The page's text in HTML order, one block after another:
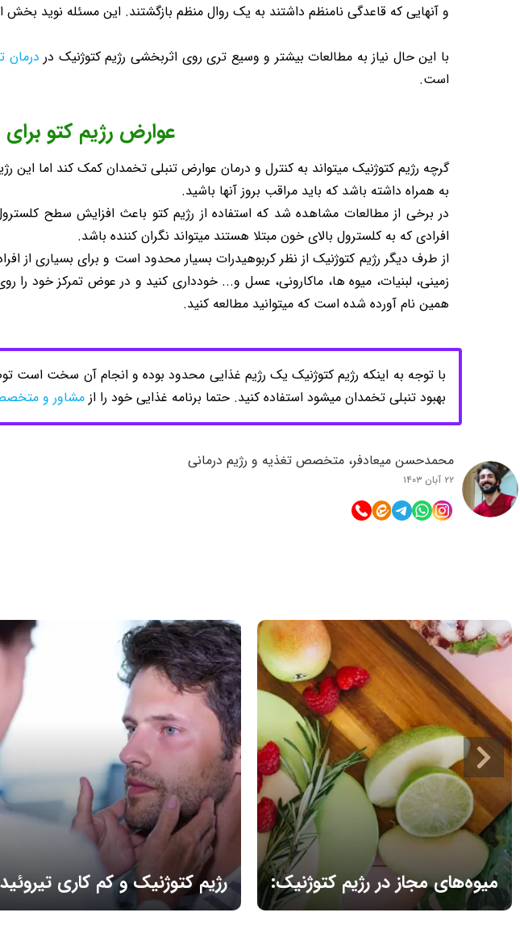
و آنهایی که قاعدگی نامنظم داشتند به یک روال منظم بازگشتند. این مسئله نوید بخش
با این حال نیاز به مطالعات بیشتر و وسیع تری روی اثربخشی رژیم کتوژنیک در درمان
است.
عوارض رژیم کتو برای
گرچه رژیم کتوژنیک میتواند به کنترل و درمان عوارض تنبلی تخمدان کمک کند اما
به همراه داشته باشد که باید مراقب بروز آنها باشید.
در برخی از مطالعات مشاهده شد که استفاده از رژیم کتو باعث افزایش سطح
افرادی که به کلسترول بالای خون مبتلا هستند میتواند نگران کننده باشد.
از طرف دیگر رژیم کتوژنیک از نظر کربوهیدرات بسیار محدود است و برای بسیاری از
زمینی، لبنیات، میوه ها، ماکارونی، عسل و... خودداری کنید و در عوض تمرکز خود
همین نام آورده شده است که میتوانید مطالعه کنید.
با توجه به اینکه رژیم کتوژنیک یک رژیم غذایی محدود بوده و انجام آن سخت است
بهبود تنبلی تخمدان میشود استفاده کنید. حتما برنامه غذایی خود را از مشاور و
محمدحسن میعادفر، متخصص تغذیه و رژیم درمانی
۲۲ آبان ۱۴۰۳
میوه‌های مجاز در رژیم کتوژنیک:
بهترین میوه‌های کم
رژیم کتوژنیک و کم کاری تیروئید